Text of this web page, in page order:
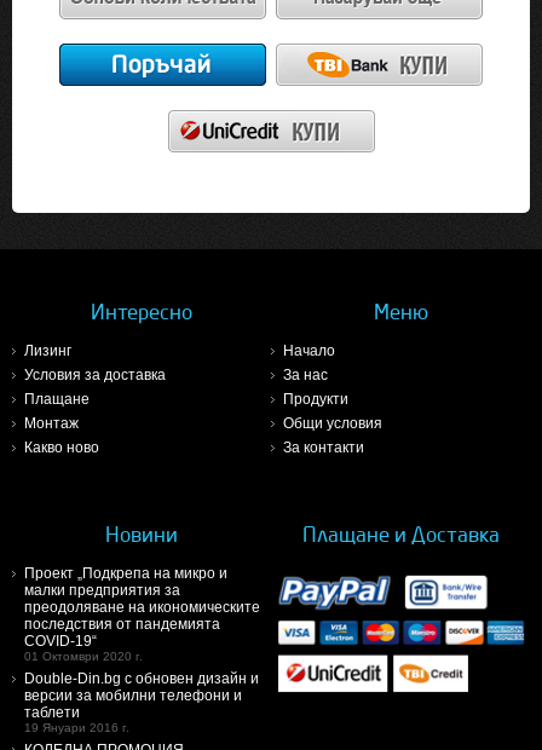
Интересно
Лизинг
Условия за доставка
Плащане
Монтаж
Какво ново
Меню
Начало
За нас
Продукти
Общи условия
За контакти
Новини
Проект „Подкрепа на микро и
малки предприятия за
преодоляване на икономическите
последствия от пандемията
COVID-19“
01 Октомври 2020 г.
Double-Din.bg с обновен дизайн и
версии за мобилни телефони и
таблети
19 Януари 2016 г.
Плащане и Доставка